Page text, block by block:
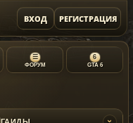
ВХОД РЕГИСТРАЦИЯ
☰
ФОРУМ
6
GTA 6
›